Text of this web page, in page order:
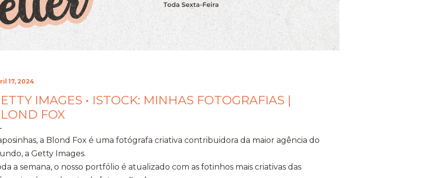
17, 2024
IMAGES • ISTOCK: MINHAS FOTOGRAFIAS |
FOX
a Blond Fox é uma fotógrafa criativa contribuidora da maior agência do
a Getty Images.
a semana, o nosso portfólio é atualizado com as fotinhos mais criativas das